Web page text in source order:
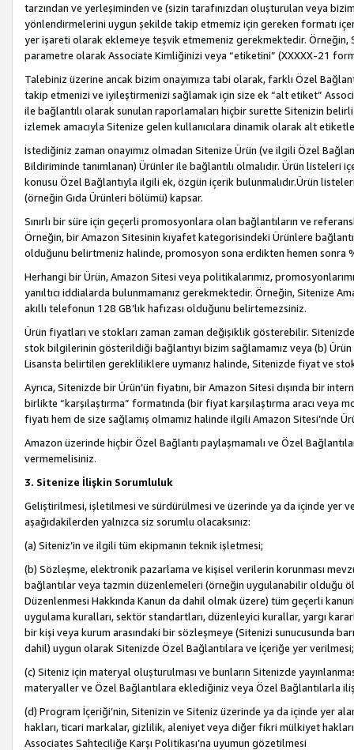
tarzından ve yerleşiminden ve (sizin tarafınızdan oluşturulan veya
yönlendirmelerini uygun şekilde takip etmemiz için gereken formatı
yer işareti olarak eklemeye teşvik etmemeniz gerekmektedir. Örneğin,
parametre olarak Associate Kimliğinizi veya “etiketini” (XXXXX-21
Talebiniz üzerine ancak bizim onayımıza tabi olarak, farklı Özel
takip etmenizi ve iyileştirmenizi sağlamak için size ek “alt etiket”
ile bağlantılı olarak sunulan raporlamaları hiçbir surette Sitenizin belirli
izlemek amacıyla Sitenize gelen kullanıcılara dinamik olarak alt
İstediğiniz zaman onayımız olmadan Sitenize Ürün (ve ilgili Özel
Bildiriminde tanımlanan) Ürünler ile bağlantılı olmalıdır. Ürün listeleri
konusu Özel Bağlantıyla ilgili ek, özgün içerik bulunmalıdır.Ürün
(örneğin Gıda Ürünleri bölümü) kapsar.
Sınırlı bir süre için geçerli promosyonlara olan bağlantıların ve
Örneğin, bir Amazon Sitesinin kıyafet kategorisindeki Ürünlere
olduğunu belirtmeniz halinde, promosyon sona erdikten hemen sonra
Herhangi bir Ürün, Amazon Sitesi veya politikalarımız,
yanıltıcı iddialarda bulunmamanız gerekmektedir. Örneğin, Sitenize
akıllı telefonun 128 GB’lık hafızası olduğunu belirtemezsiniz.
Ürün fiyatları ve stokları zaman zaman değişiklik gösterebilir.
stok bilgilerinin gösterildiği bağlantıyı bizim sağlamamız veya (b)
Lisansta belirtilen gerekliliklere uymanız halinde, Sitenizde fiyat ve
Ayrıca, Sitenizde bir Ürün’ün fiyatını, bir Amazon Sitesi dışında bir
birlikte “karşılaştırma” formatında (bir fiyat karşılaştırma aracı veya
fiyatı hem de size sağlamış olmamız halinde ilgili Amazon Sitesi’nde
Amazon üzerinde hiçbir Özel Bağlantı paylaşmamalı ve Özel
vermemelisiniz.
3. Sitenize İlişkin Sorumluluk
Geliştirilmesi, işletilmesi ve sürdürülmesi ve üzerinde ya da içinde yer
aşağıdakilerden yalnızca siz sorumlu olacaksınız:
(a) Siteniz’in ve ilgili tüm ekipmanın teknik işletmesi;
(b) Sözleşme, elektronik pazarlama ve kişisel verilerin korunması
bağlantılar veya tazmin düzenlemeleri (örneğin uygulanabilir olduğu
Düzenlenmesi Hakkında Kanun da dahil olmak üzere) tüm geçerli
uygulama kuralları, sektör standartları, düzenleyici kurallar, yargı
bir kişi veya kurum arasındaki bir sözleşmeye (Sitenizi sunucusunda
dahil) uygun olarak Sitenizde Özel Bağlantılara ve İçeriğe yer verilmesi;
(c) Siteniz için materyal oluşturulması ve bunların Sitenizde
materyaller ve Özel Bağlantılara eklediğiniz veya Özel Bağlantılarla
(d) Program İçeriği’nin, Sitenizin ve Siteniz üzerinde ya da içinde yer
hakları, ticari markalar, gizlilik, aleniyet veya diğer fikri mülkiyet
Associates Sahteciliğe Karşı Politikası’na uyumun gözetilmesi